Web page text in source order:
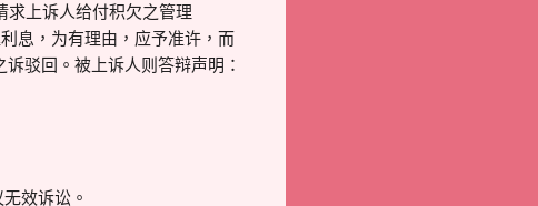
求上诉人给付积欠之管理
息，为有理由，应予准许，而
驳回。被上诉人则答辩声明：
效诉讼。